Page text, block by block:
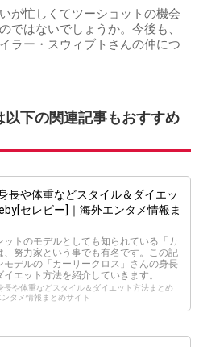
が忙しくてツーショットの機会
ではないでしょうか。今後も、
ラー・スウィブトさんの仲につ
下の関連記事もおすすめ
長や体重などスタイル＆ダイエッ
セレビー]｜海外エンタメ情報ま
ットのモデルとしても知られている「カ
、努力家という事でも有名です。この記
モデルの「カーリークロス」さんの身長
エット方法を紹介していきます。
や体重などスタイル＆ダイエット方法まとめ |
タメ情報まとめサイト